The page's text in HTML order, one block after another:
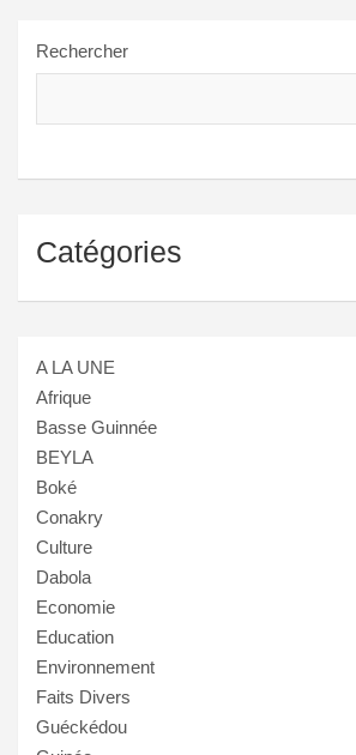
Rechercher
Catégories
A LA UNE
Afrique
Basse Guinnée
BEYLA
Boké
Conakry
Culture
Dabola
Economie
Education
Environnement
Faits Divers
Guéckédou